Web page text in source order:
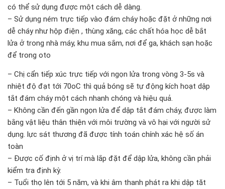
có thể sử dụng được một cách dễ dàng.
– Sử dụng ném trực tiếp vào đám cháy hoặc đặt ở những nơi
dễ cháy như hộp điện , thùng xăng, các chất hóa học dễ bắt
lửa ở trong nhà máy, khu mua sắm, nơi để ga, khách sạn hoặc
để trong oto
– Chị cẩn tiếp xúc trực tiếp với ngọn lửa trong vòng 3-5s và
nhiệt độ đạt tới 70oC thì quả bóng sẽ tự động kích hoạt dập
tắt đám cháy một cách nhanh chóng và hiệu quả.
– Không cần đến gần ngọn lửa để dập tắt đám cháy, được làm
bằng vật liệu thân thiện với môi trường và vô hại với người sử
dụng. lực sát thương đã được tính toán chính xác hệ số án
toàn
– Được cố định ở vị trí mà lắp đặt để dập lửa, không cần phải
kiểm tra định kỳ.
– Tuổi thọ lên tới 5 năm, và khi âm thanh phát ra khi dập tăt